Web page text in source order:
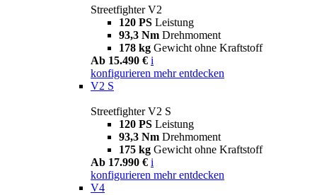
Streetfighter V2
120 PS Leistung
93,3 Nm Drehmoment
178 kg Gewicht ohne Kraftstoff
Ab 15.490 € i
konfigurieren mehr entdecken
V2 S
Streetfighter V2 S
120 PS Leistung
93,3 Nm Drehmoment
175 kg Gewicht ohne Kraftstoff
Ab 17.990 € i
konfigurieren mehr entdecken
V4